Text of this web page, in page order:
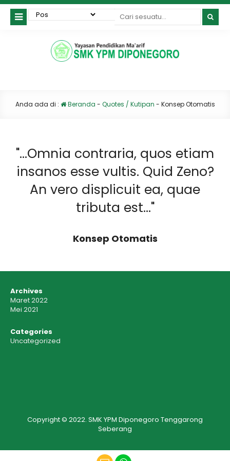
Anda ada di : Beranda - Quotes / Kutipan - Konsep Otomatis
"...Omnia contraria, quos etiam
insanos esse vultis. Quid Zeno?
An vero displicuit ea, quae
tributa est..."
Konsep Otomatis
Archives
Maret 2022
Mei 2021
Categories
Uncategorized
Copyright © 2022. SMK YPM Diponegoro Tenggarong
Seberang